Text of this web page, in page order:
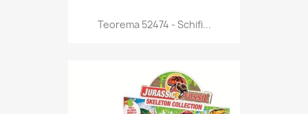
Anteprima
Teorema 52474 - Schifi...